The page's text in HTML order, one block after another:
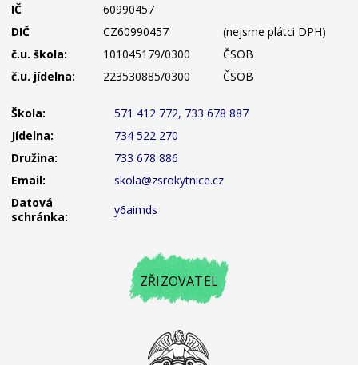
IČ
60990457
DIČ
CZ60990457
(nejsme plátci DPH)
č.u. škola:
101045179/0300
ČSOB
č.u. jídelna:
223530885/0300 ČSOB
Škola:
571 412 772, 733 678 887
Jídelna:
734 522 270
Družina:
733 678 886
Email:
skola@zsrokytnice.cz
Datová
schránka:
y6aimds
ZŘIZOVATEL